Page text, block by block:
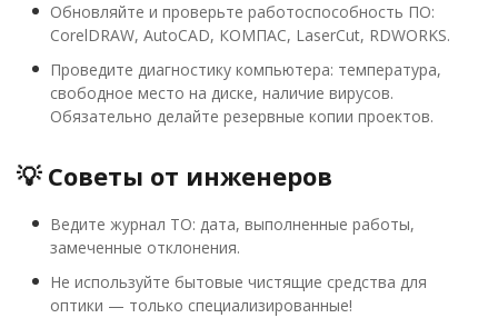
Обновляйте и проверьте работоспособность ПО:
CorelDRAW, AutoCAD, КОМПАС, LaserCut, RDWORKS.
Проведите диагностику компьютера: температура,
свободное место на диске, наличие вирусов.
Обязательно делайте резервные копии проектов.
💡 Советы от инженеров
Ведите журнал ТО: дата, выполненные работы,
замеченные отклонения.
Не используйте бытовые чистящие средства для
оптики — только специализированные!